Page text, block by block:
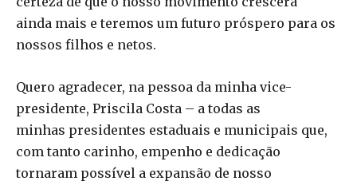
ainda mais e teremos um futuro próspero para os
nossos filhos e netos.
Quero agradecer, na pessoa da minha vice-
presidente, Priscila Costa – a todas as
minhas presidentes estaduais e municipais que,
com tanto carinho, empenho e dedicação
tornaram possível a expansão de nosso